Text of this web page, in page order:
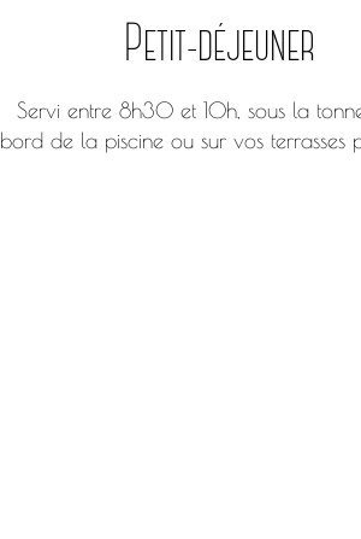
Petit-déjeuner
Servi entre 8h30 et 10h, sous la
bord de la piscine ou sur vos terrasses